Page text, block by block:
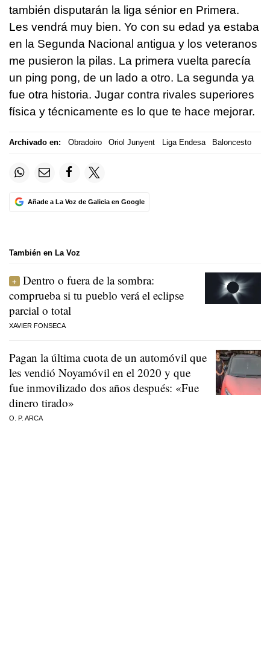
también disputarán la liga sénior en Primera.
Les vendrá muy bien. Yo con su edad ya estaba
en la Segunda Nacional antigua y los veteranos
me pusieron la pilas. La primera vuelta parecía
un ping pong, de un lado a otro. La segunda ya
fue otra historia. Jugar contra rivales superiores
física y técnicamente es lo que te hace mejorar.
Archivado en: Obradoiro Oriol Junyent Liga Endesa Baloncesto
Añade a La Voz de Galicia en Google
También en La Voz
Dentro o fuera de la sombra:
comprueba si tu pueblo verá el eclipse
parcial o total
XAVIER FONSECA
Pagan la última cuota de un automóvil que
les vendió Noyamóvil en el 2020 y que
fue inmovilizado dos años después: «Fue
dinero tirado»
O. P. ARCA